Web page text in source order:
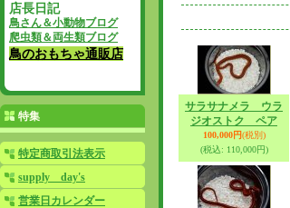
店長日記
鳥さん＆小動物ブログ
爬虫類＆両生類ブログ
鳥のおもちゃ通販店
特集
特定商取引法表示
supply day's
営業日カレンダー
サラサナメラ ウラ
ジオストク ペア
100,000円(税別)
(税込: 110,000円)